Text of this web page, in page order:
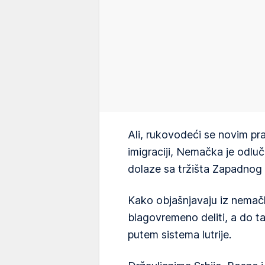
Ali, rukovodeći se novim
imigraciji, Nemačka je
dolaze sa tržišta Zapadnog
Kako objašnjavaju iz
blagovremeno deliti, a do
putem sistema lutrije.